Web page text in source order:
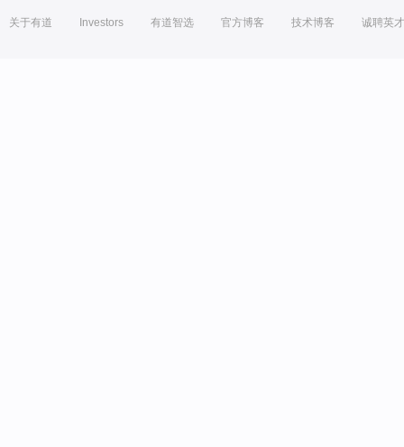
关于有道 Investors 有道智选 官方博客 技术博客 诚聘英才